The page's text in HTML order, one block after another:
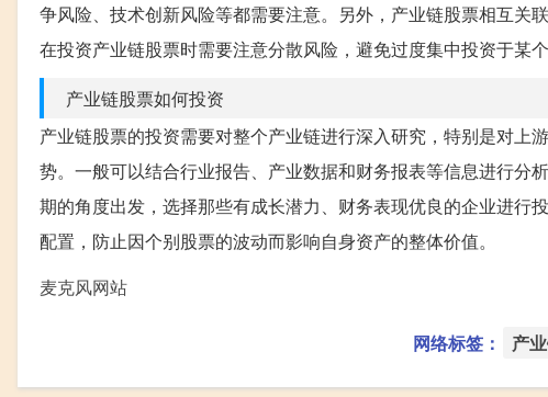
争风险、技术创新风险等都需要注意。另外，产业链股票相互关
在投资产业链股票时需要注意分散风险，避免过度集中投资于某个
产业链股票如何投资
产业链股票的投资需要对整个产业链进行深入研究，特别是对上
势。一般可以结合行业报告、产业数据和财务报表等信息进行分
期的角度出发，选择那些有成长潜力、财务表现优良的企业进行
配置，防止因个别股票的波动而影响自身资产的整体价值。
麦克风网站
网络标签： 产